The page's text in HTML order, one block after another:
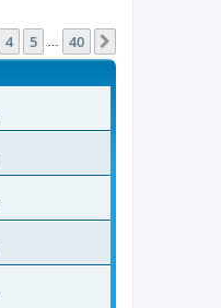
4 5 40